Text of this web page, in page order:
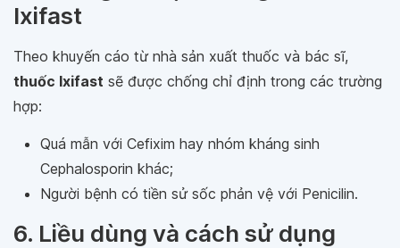
Ixifast
Theo khuyến cáo từ nhà sản xuất thuốc và bác sĩ,
thuốc Ixifast sẽ được chống chỉ định trong các trường
hợp:
Quá mẫn với Cefixim hay nhóm kháng sinh
Cephalosporin khác;
Người bệnh có tiền sử sốc phản vệ với Penicilin.
6. Liều dùng và cách sử dụng